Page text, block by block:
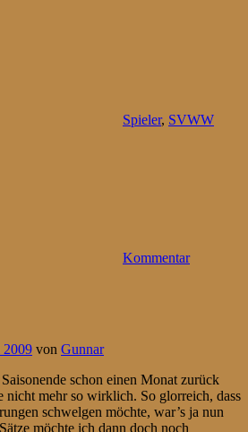
Spieler, SVWW
Kommentar
2009 von Gunnar
schon einen Monat zurück
nicht mehr so wirklich. So glorreich, dass
schwelgen möchte, war’s ja nun
möchte ich dann doch noch